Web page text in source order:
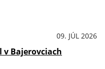
09. JÚL 2026
v Bajerovciach